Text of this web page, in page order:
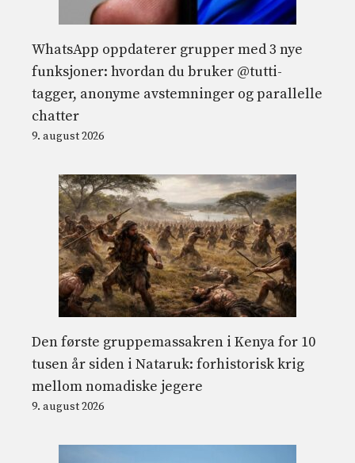
WhatsApp oppdaterer grupper med 3 nye
funksjoner: hvordan du bruker @tutti-
tagger, anonyme avstemninger og parallelle
chatter
9. august 2026
Den første gruppemassakren i Kenya for 10
tusen år siden i Nataruk: forhistorisk krig
mellom nomadiske jegere
9. august 2026